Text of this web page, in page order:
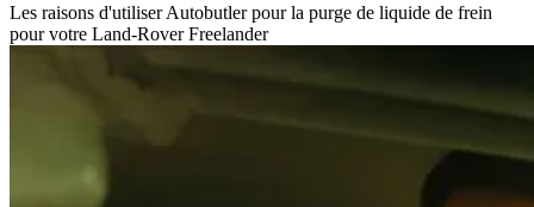
Les raisons d'utiliser Autobutler pour la purge de liquide de frein
pour votre Land-Rover Freelander